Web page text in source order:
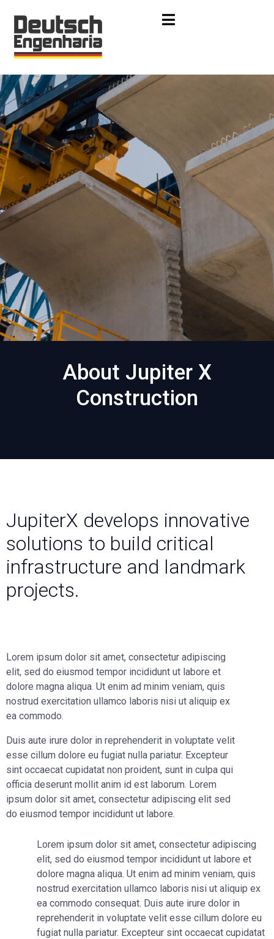
About Jupiter X
Construction
JupiterX develops innovative
solutions to build critical
infrastructure and landmark
projects.
Lorem ipsum dolor sit amet, consectetur adipiscing
elit, sed do eiusmod tempor incididunt ut labore et
dolore magna aliqua. Ut enim ad minim veniam, quis
nostrud exercitation ullamco laboris nisi ut aliquip ex
ea commodo.
Duis aute irure dolor in reprehenderit in voluptate velit
esse cillum dolore eu fugiat nulla pariatur. Excepteur
sint occaecat cupidatat non proident, sunt in culpa qui
officia deserunt mollit anim id est laborum. Lorem
ipsum dolor sit amet, consectetur adipiscing elit sed
do eiusmod tempor incididunt ut labore.
Lorem ipsum dolor sit amet, consectetur adipiscing
elit, sed do eiusmod tempor incididunt ut labore et
dolore magna aliqua. Ut enim ad minim veniam, quis
nostrud exercitation ullamco laboris nisi ut aliquip ex
ea commodo consequat. Duis aute irure dolor in
reprehenderit in voluptate velit esse cillum dolore eu
fugiat nulla pariatur. Excepteur sint occaecat cupidatat